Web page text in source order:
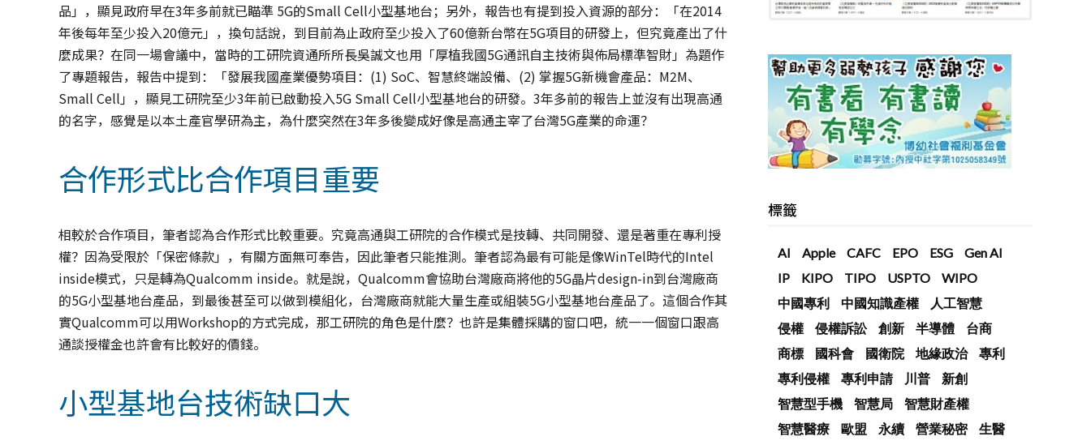
品」，顯見政府早在3年多前就已瞄準 5G的Small Cell小型基地台；另外，報告也有提到投入資源的部分：「在2014
年後每年至少投入20億元」，換句話說，到目前為止政府至少投入了60億新台幣在5G項目的研發上，但究竟產出了什
麼成果？在同一場會議中，當時的工研院資通所所長吳誠文也用「厚植我國5G通訊自主技術與佈局標準智財」為題作
了專題報告，報告中提到：「發展我國產業優勢項目：(1) SoC、智慧終端設備、(2) 掌握5G新機會產品：M2M、
Small Cell」，顯見工研院至少3年前已啟動投入5G Small Cell小型基地台的研發。3年多前的報告上並沒有出現高通
的名字，感覺是以本土產官學研為主，為什麼突然在3年多後變成好像是高通主宰了台灣5G產業的命運？
合作形式比合作項目重要
相較於合作項目，筆者認為合作形式比較重要。究竟高通與工研院的合作模式是技轉、共同開發、還是著重在專利授
權？因為受限於「保密條款」，有關方面無可奉告，因此筆者只能推測。筆者認為最有可能是像WinTel時代的Intel
inside模式，只是轉為Qualcomm inside。就是說，Qualcomm會協助台灣廠商將他的5G晶片design-in到台灣廠商
的5G小型基地台產品，到最後甚至可以做到模組化，台灣廠商就能大量生產或組裝5G小型基地台產品了。這個合作其
實Qualcomm可以用Workshop的方式完成，那工研院的角色是什麼？也許是集體採購的窗口吧，統一一個窗口跟高
通談授權金也許會有比較好的價錢。
小型基地台技術缺口大
標籤
AI Apple CAFC EPO ESG
Gen AI
IP
KIPO TIPO USPTO
WIPO
中國專利
中國知識產權
人工智慧
侵權
侵權訴訟 創新 半導體
台商
商標
國科會 國衛院 地緣政治
專利
專利侵權
專利申請 川普
新創
智慧型手機
智慧局
智慧財產權
智慧醫療
歐盟 永續 營業秘密
生醫